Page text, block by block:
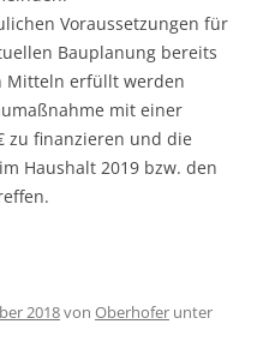
Voraussetzungen für
Bauplanung bereits
Mitteln erfüllt werden
mit einer
zu finanzieren und die
Haushalt 2019 bzw. den
2018von Oberhofer unter